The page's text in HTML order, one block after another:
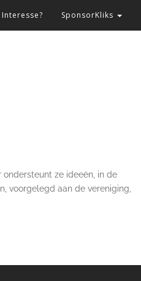
Interesse? SponsorKliks
ze ideeën, in de
voorgelegd aan de vereniging,